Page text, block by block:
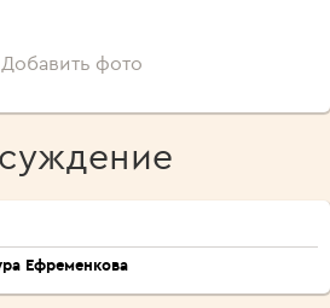
фото
Ефременкова